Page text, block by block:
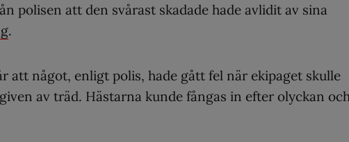
polisen att den svårast skadade hade avlidit av sina
.
att något, enligt polis, hade gått fel när ekipaget skulle
av träd. Hästarna kunde fångas in efter olyckan och